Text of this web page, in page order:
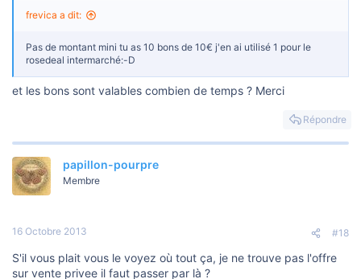
frevica a dit:
Pas de montant mini tu as 10 bons de 10€ j'en ai utilisé 1 pour le
rosedeal intermarché:-D
et les bons sont valables combien de temps ? Merci
Répondre
papillon-pourpre
Membre
16 Octobre 2013 #18
S'il vous plait vous le voyez où tout ça, je ne trouve pas l'offre
sur vente privee il faut passer par là ?